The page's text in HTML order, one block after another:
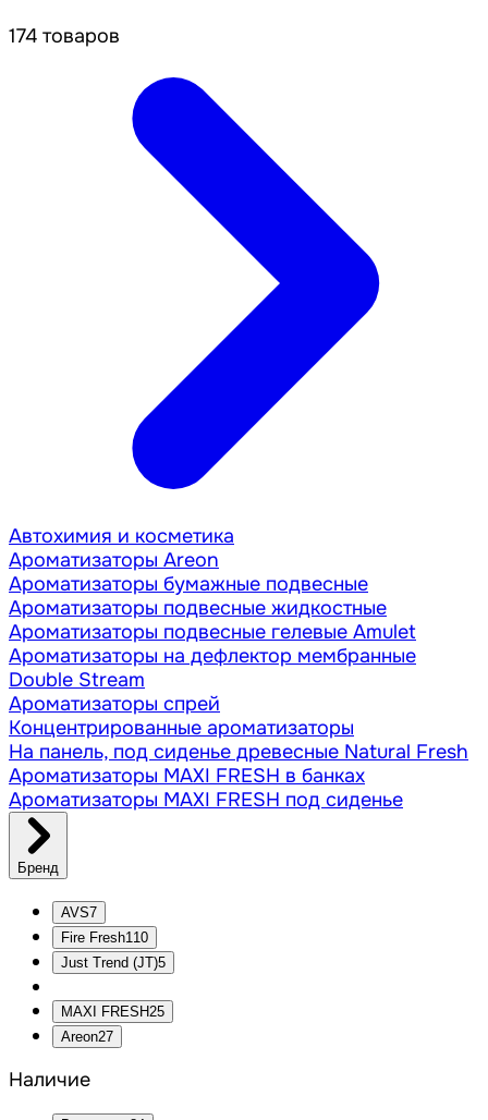
174 товаров
Автохимия и косметика
Ароматизаторы Areon
Ароматизаторы бумажные подвесные
Ароматизаторы подвесные жидкостные
Ароматизаторы подвесные гелевые Amulet
Ароматизаторы на дефлектор мембранные
Double Stream
Ароматизаторы спрей
Концентрированные ароматизаторы
На панель, под сиденье древесные Natural Fresh
Ароматизаторы MAXI FRESH в банках
Ароматизаторы MAXI FRESH под сиденье
Бренд
AVS7
Fire Fresh110
Just Trend (JT)5
MAXI FRESH25
Areon27
Наличие